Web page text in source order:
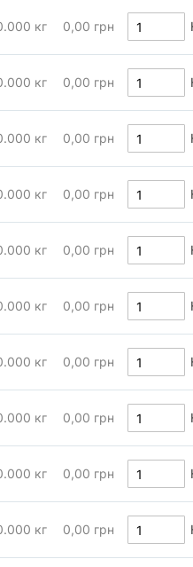
кг 0,00 грн
кг 0,00 грн
кг 0,00 грн
кг 0,00 грн
кг 0,00 грн
кг 0,00 грн
кг 0,00 грн
кг 0,00 грн
кг 0,00 грн
кг 0,00 грн